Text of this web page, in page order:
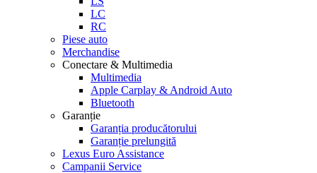
LC
RC
Piese auto
Merchandise
Conectare & Multimedia
Multimedia
Apple Carplay & Android Auto
Bluetooth
Garanție
Garanția producătorului
Garanție prelungită
Lexus Euro Assistance
Campanii Service